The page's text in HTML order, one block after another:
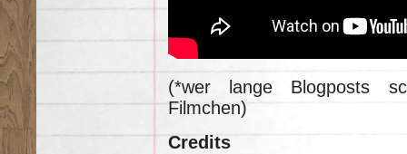
(*wer lange Blogposts
Filmchen)
Credits